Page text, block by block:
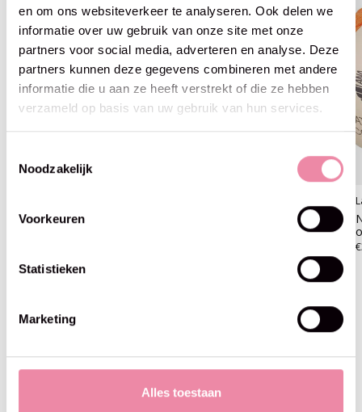
en om ons websiteverkeer te analyseren. Ook delen we
informatie over uw gebruik van onze site met onze
partners voor social media, adverteren en analyse. Deze
partners kunnen deze gegevens combineren met andere
informatie die u aan ze heeft verstrekt of die ze hebben
verzameld op basis van uw gebruik van hun services.
Noodzakelijk
Voorkeuren
Statistieken
Marketing
Alles toestaan
Natural Cotton Gots -04
Natural Cotton Gots -05
Blijf op de hoogte